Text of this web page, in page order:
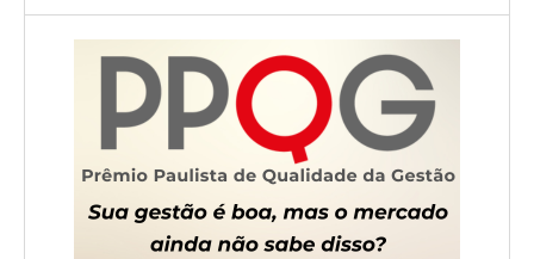
SBCE e o TFFF podem ampliar as oportunidades da indústria de
base florestal na COP31